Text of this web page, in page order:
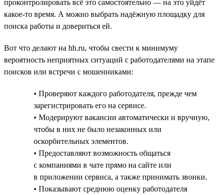
проконтролировать всё это самостоятельно — на это уйдёт
какое-то время. А можно выбрать надёжную площадку для
поиска работы и довериться ей.
Вот что делают на hh.ru, чтобы свести к минимуму
вероятность неприятных ситуаций с работодателями на этапе
поисков или встречи с мошенниками:
• Проверяют каждого работодателя, прежде чем
зарегистрировать его на сервисе.
• Модерируют вакансии автоматически и вручную,
чтобы в них не было незаконных или
оскорбительных элементов.
• Предоставляют возможность общаться
с компаниями в чате прямо на сайте или
в приложении сервиса, а также принимать звонки.
• Показывают среднюю оценку работодателя